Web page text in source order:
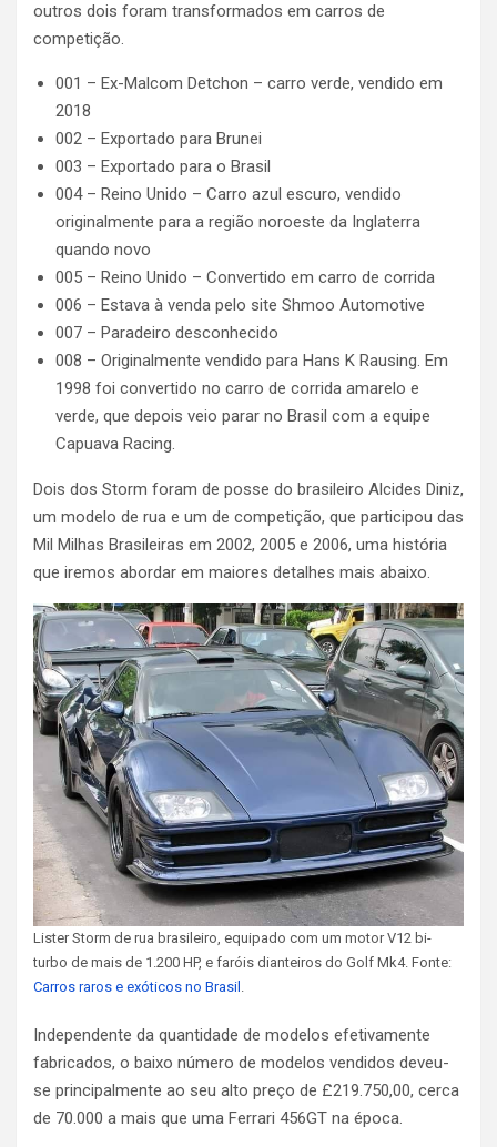
outros dois foram transformados em carros de
competição.
001 – Ex-Malcom Detchon – carro verde, vendido em
2018
002 – Exportado para Brunei
003 – Exportado para o Brasil
004 – Reino Unido – Carro azul escuro, vendido
originalmente para a região noroeste da Inglaterra
quando novo
005 – Reino Unido – Convertido em carro de corrida
006 – Estava à venda pelo site Shmoo Automotive
007 – Paradeiro desconhecido
008 – Originalmente vendido para Hans K Rausing. Em
1998 foi convertido no carro de corrida amarelo e
verde, que depois veio parar no Brasil com a equipe
Capuava Racing.
Dois dos Storm foram de posse do brasileiro Alcides Diniz,
um modelo de rua e um de competição, que participou das
Mil Milhas Brasileiras em 2002, 2005 e 2006, uma história
que iremos abordar em maiores detalhes mais abaixo.
Lister Storm de rua brasileiro, equipado com um motor V12 bi-
turbo de mais de 1.200 HP, e faróis dianteiros do Golf Mk4. Fonte:
Carros raros e exóticos no Brasil .
Independente da quantidade de modelos efetivamente
fabricados, o baixo número de modelos vendidos deveu-
se principalmente ao seu alto preço de £219.750,00, cerca
de 70.000 a mais que uma Ferrari 456GT na época.